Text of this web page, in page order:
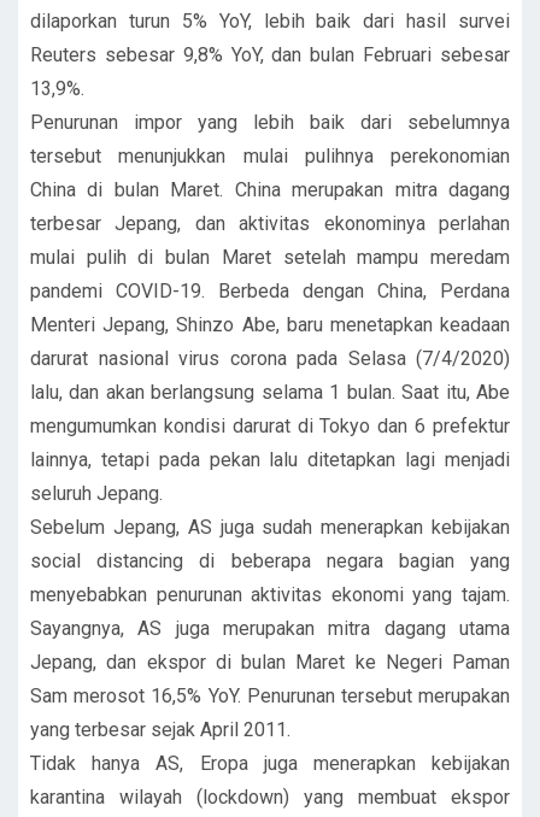
dilaporkan turun 5% YoY, lebih baik dari hasil survei
Reuters sebesar 9,8% YoY, dan bulan Februari sebesar
13,9%.
Penurunan impor yang lebih baik dari sebelumnya
tersebut menunjukkan mulai pulihnya perekonomian
China di bulan Maret. China merupakan mitra dagang
terbesar Jepang, dan aktivitas ekonominya perlahan
mulai pulih di bulan Maret setelah mampu meredam
pandemi COVID-19. Berbeda dengan China, Perdana
Menteri Jepang, Shinzo Abe, baru menetapkan keadaan
darurat nasional virus corona pada Selasa (7/4/2020)
lalu, dan akan berlangsung selama 1 bulan. Saat itu, Abe
mengumumkan kondisi darurat di Tokyo dan 6 prefektur
lainnya, tetapi pada pekan lalu ditetapkan lagi menjadi
seluruh Jepang.
Sebelum Jepang, AS juga sudah menerapkan kebijakan
social distancing di beberapa negara bagian yang
menyebabkan penurunan aktivitas ekonomi yang tajam.
Sayangnya, AS juga merupakan mitra dagang utama
Jepang, dan ekspor di bulan Maret ke Negeri Paman
Sam merosot 16,5% YoY. Penurunan tersebut merupakan
yang terbesar sejak April 2011.
Tidak hanya AS, Eropa juga menerapkan kebijakan
karantina wilayah (lockdown) yang membuat ekspor